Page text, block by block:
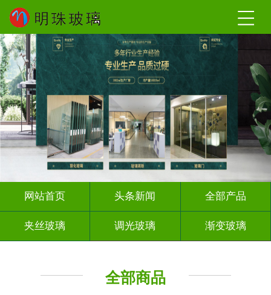
网站首页 头条新闻 全部产品
夹丝玻璃 调光玻璃 渐变玻璃
其它玻璃
全部商品